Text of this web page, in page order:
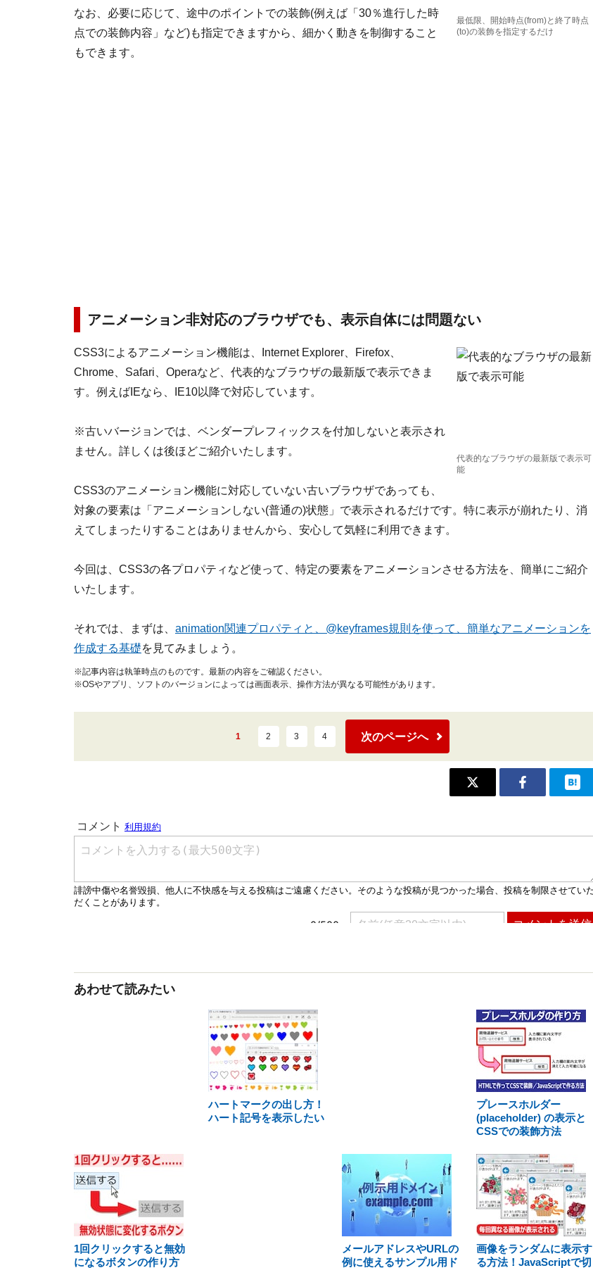
最低限、開始時点(from)と終了時点
(to)の装飾を指定するだけ
なお、必要に応じて、途中のポイントでの装飾(例えば「30％進行した時
点での装飾内容」など)も指定できますから、細かく動きを制御すること
もできます。
アニメーション非対応のブラウザでも、表示自体には問題ない
代表的なブラウザの最新版で表示可
能
CSS3によるアニメーション機能は、Internet Explorer、Firefox、
Chrome、Safari、Operaなど、代表的なブラウザの最新版で表示できま
す。例えばIEなら、IE10以降で対応しています。
※古いバージョンでは、ベンダープレフィックスを付加しないと表示され
ません。詳しくは後ほどご紹介いたします。
CSS3のアニメーション機能に対応していない古いブラウザであっても、
対象の要素は「アニメーションしない(普通の)状態」で表示されるだけです。特に表示が崩れたり、消
えてしまったりすることはありませんから、安心して気軽に利用できます。
今回は、CSS3の各プロパティなど使って、特定の要素をアニメーションさせる方法を、簡単にご紹介
いたします。
それでは、まずは、 animation関連プロパティと、@keyframes規則を使って、簡単なアニメーションを
作成する基礎を見てみましょう。
※記事内容は執筆時点のものです。最新の内容をご確認ください。
※OSやアプリ、ソフトのバージョンによっては画面表示、操作方法が異なる可能性があります。
1 2 3 4 次のページへ
あわせて読みたい
ハートマークの出し方！
ハート記号を表示したい
プレースホルダー
(placeholder) の表示と
CSSでの装飾方法
1回クリックすると無効
になるボタンの作り方
メールアドレスやURLの
例に使えるサンプル用ド
画像をランダムに表示す
る方法！JavaScriptで切